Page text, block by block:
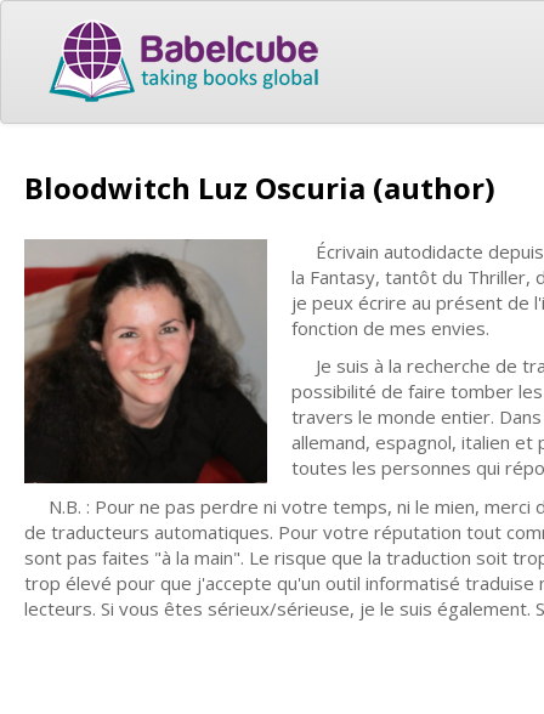
Bloodwitch Luz Oscuria (author)
Écrivain autodidacte
la Fantasy, tantôt du Thriller,
je peux écrire au présent de
fonction de mes envies.
Je suis à la recherche de
possibilité de faire tomber
travers le monde entier.
allemand, espagnol, italien
toutes les personnes qui
N.B. : Pour ne pas perdre ni votre temps, ni le mien, merci
de traducteurs automatiques. Pour votre réputation tout
sont pas faites "à la main". Le risque que la traduction soit
trop élevé pour que j'accepte qu'un outil informatisé
lecteurs. Si vous êtes sérieux/sérieuse, je le suis